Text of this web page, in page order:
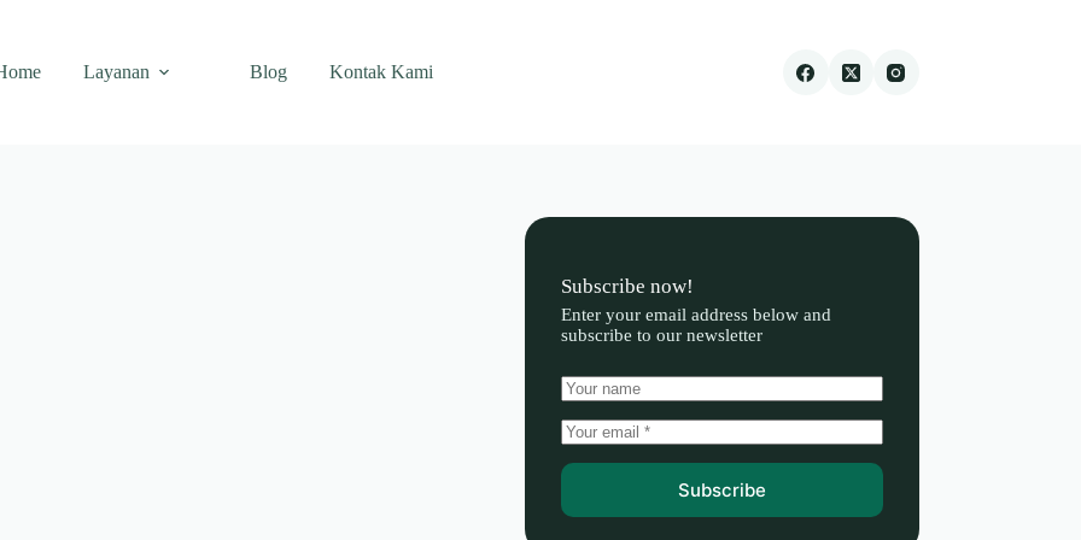
Layanan Blog Kontak Kami
Subscribe now!
Enter your email address below and
subscribe to our newsletter
Subscribe